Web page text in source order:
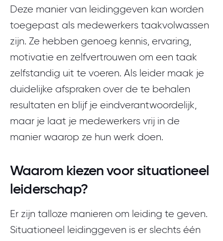
Deze manier van leidinggeven kan worden
toegepast als medewerkers taakvolwassen
zijn. Ze hebben genoeg kennis, ervaring,
motivatie en zelfvertrouwen om een taak
zelfstandig uit te voeren. Als leider maak je
duidelijke afspraken over de te behalen
resultaten en blijf je eindverantwoordelijk,
maar je laat je medewerkers vrij in de
manier waarop ze hun werk doen.
Waarom kiezen voor situationeel
leiderschap?
Er zijn talloze manieren om leiding te geven.
Situationeel leidinggeven is er slechts één